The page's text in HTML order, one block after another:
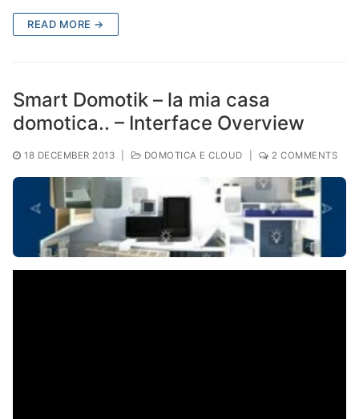
READ MORE →
Smart Domotik – la mia casa
domotica.. – Interface Overview
18 DECEMBER 2013 DOMOTICA E CLOUD 2 COMMENTS